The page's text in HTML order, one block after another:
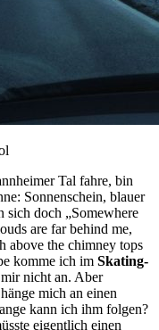
Tal fahre, bin
Sonnenschein, blauer
sich doch „Somewhere
are far behind me,
above the chimney tops
komme ich im Skating-
nicht an. Aber
mich an einen
kann ich ihm folgen?
eigentlich einen